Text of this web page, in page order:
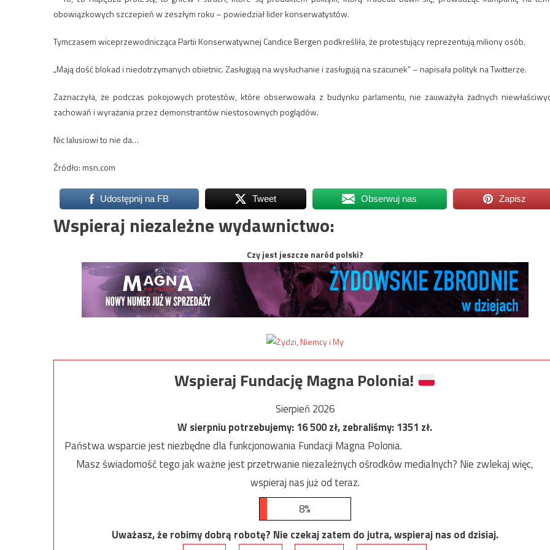
obowiązkowych szczepień w zeszłym roku – powiedział lider konserwatystów.
Tymczasem wiceprzewodnicząca Partii Konserwatywnej Candice Bergen podkreśliła, że protestujący reprezentują miliony osób.
„Mają dość blokad i niedotrzymanych obietnic. Zasługują na wysłuchanie i zasługują na szacunek” – napisała polityk na Twitterze.
Zaznaczyła, że podczas pokojowych protestów, które obserwowała z budynku parlamentu, nie zauważyła żadnych
zachowań i wyrażania przez demonstrantów niestosownych poglądów.
Nic lalusiowi to nie da…
Źródło: msn.com
Udostępnij na FB Tweet Obserwuj nas Zapisz
Wspieraj niezależne wydawnictwo:
Czy jest jeszcze naród polski?
Wspieraj Fundację Magna Polonia!
Sierpień 2026
W sierpniu potrzebujemy:16 500zł, zebraliśmy:1351 zł.
Państwa wsparcie jest niezbędne dla funkcjonowania Fundacji Magna Polonia.
Masz świadomość tego jak ważne jest przetrwanie niezależnych ośrodków medialnych? Nie zwlekaj więc,
wspieraj nas już od teraz.
8%
Uważasz, że robimy dobrą robotę? Nie czekaj zatem do jutra, wspieraj nas od dzisiaj.